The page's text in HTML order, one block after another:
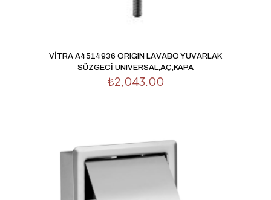
VİTRA A4514936 ORIGIN LAVABO YUVARLAK
SÜZGECİ UNIVERSAL,AÇ,KAPA
₺2,043.00